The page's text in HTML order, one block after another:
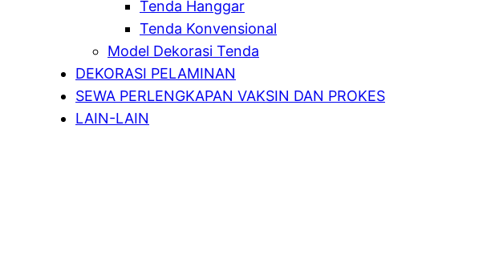
Tenda Hanggar
Tenda Konvensional
Model Dekorasi Tenda
DEKORASI PELAMINAN
SEWA PERLENGKAPAN VAKSIN DAN PROKES
LAIN-LAIN